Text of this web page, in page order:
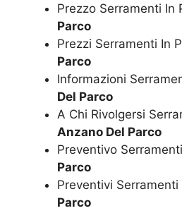
Prezzo Serramenti In
Parco
Prezzi Serramenti In
Parco
Informazioni
Del Parco
A Chi Rivolgersi
Anzano Del Parco
Preventivo
Parco
Preventivi Serramenti
Parco